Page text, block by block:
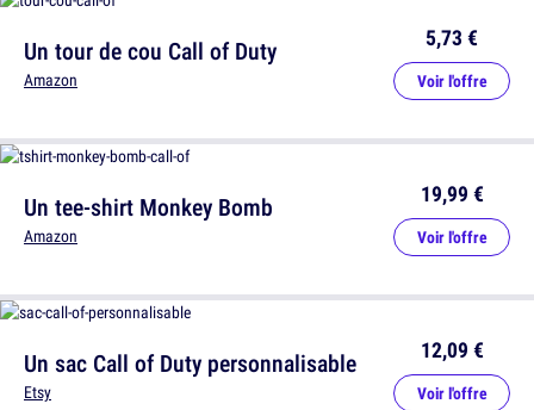
Un tee-shirt Monkey Bomb
Amazon
19,99 €
Voir l'offre
Un tour de cou Call of Duty
Amazon
5,73 €
Voir l'offre
Un sac Call of Duty personnalisable
Etsy
12,09 €
Voir l'offre